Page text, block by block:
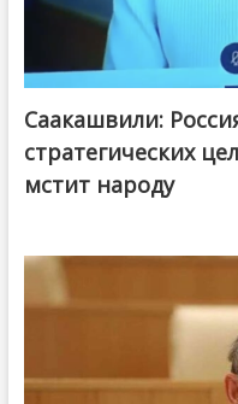
Саакашвили:
стратегических
мстит народу